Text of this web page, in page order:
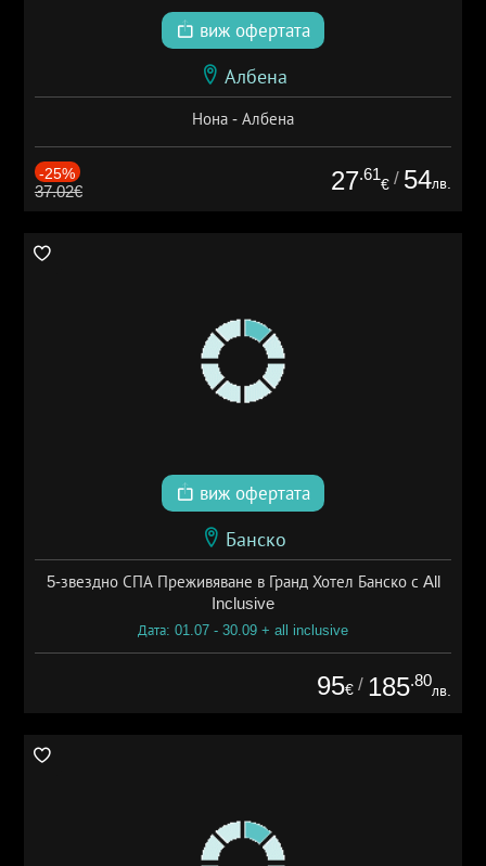
виж офертата
Албена
Нона - Албена
-25%
37.02€ 27.61
€ / 54лв.
виж офертата
Банско
5-звездно СПА Преживяване в Гранд Хотел Банско с All
Inclusive
Дата: 01.07 - 30.09 + all inclusive
95€ / 185.80
лв.